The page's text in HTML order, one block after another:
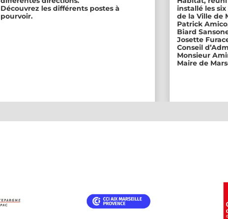
Découvrez les différents postes à
pourvoir.
installé les
de la Ville de
Patrick
Biard
Josette
Conseil
Monsieur
Maire de